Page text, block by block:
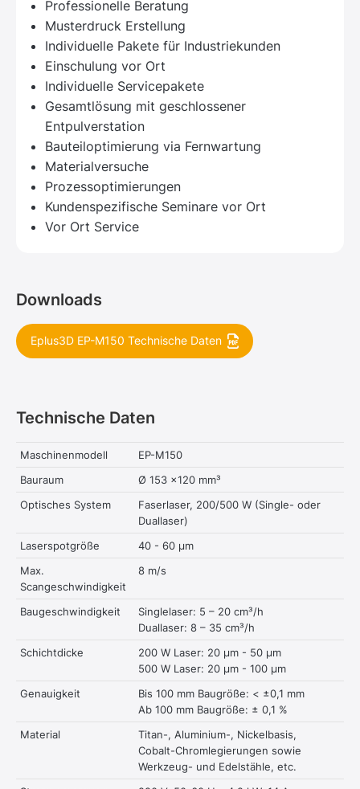
Professionelle Beratung
Musterdruck Erstellung
Individuelle Pakete für Industriekunden
Einschulung vor Ort
Individuelle Servicepakete
Gesamtlösung mit geschlossener
Entpulverstation
Bauteiloptimierung via Fernwartung
Materialversuche
Prozessoptimierungen
Kundenspezifische Seminare vor Ort
Vor Ort Service
Downloads
Eplus3D EP-M150 Technische Daten
Technische Daten
Maschinenmodell
EP-M150
Bauraum
Ø 153 x120 mm³
Optisches System
Faserlaser, 200/500 W (Single- oder
Duallaser)
Laserspotgröße
40 - 60 μm
Max.
Scangeschwindigkeit
8 m/s
Baugeschwindigkeit
Singlelaser: 5 – 20 cm³/h
Duallaser: 8 – 35 cm³/h
Schichtdicke
200 W Laser: 20 μm - 50 μm
500 W Laser: 20 μm - 100 μm
Genauigkeit
Bis 100 mm Baugröße: < ±0,1 mm
Ab 100 mm Baugröße: ± 0,1 %
Material
Titan-, Aluminium-, Nickelbasis,
Cobalt-Chromlegierungen sowie
Werkzeug- und Edelstähle, etc.